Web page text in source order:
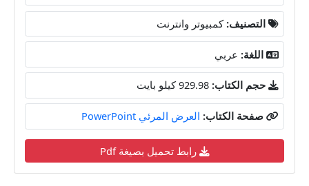
التصنيف: كمبيوتر وانترنت
اللغة: عربي
حجم الكتاب: 929.98 كيلو بايت
صفحة الكتاب: العرض المرئي PowerPoint
رابط تحميل بصيغة Pdf